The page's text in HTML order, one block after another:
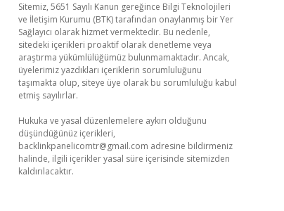
Sitemiz, 5651 Sayılı Kanun gereğince Bilgi Teknolojileri
ve İletişim Kurumu (BTK) tarafından onaylanmış bir Yer
Sağlayıcı olarak hizmet vermektedir. Bu nedenle,
sitedeki içerikleri proaktif olarak denetleme veya
araştırma yükümlülüğümüz bulunmamaktadır. Ancak,
üyelerimiz yazdıkları içeriklerin sorumluluğunu
taşımakta olup, siteye üye olarak bu sorumluluğu kabul
etmiş sayılırlar.
Hukuka ve yasal düzenlemelere aykırı olduğunu
düşündüğünüz içerikleri,
backlinkpanelicomtr@gmail.com adresine bildirmeniz
halinde, ilgili içerikler yasal süre içerisinde sitemizden
kaldırılacaktır.